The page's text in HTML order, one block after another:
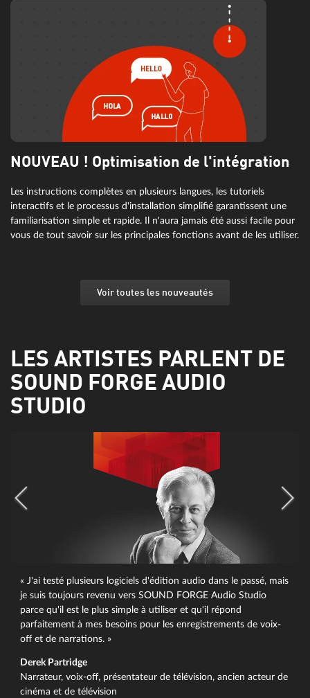
NOUVEAU ! Optimisation de l'intégration
Les instructions complètes en plusieurs langues, les tutoriels
interactifs et le processus d'installation simplifié garantissent une
familiarisation simple et rapide. Il n'aura jamais été aussi facile pour
vous de tout savoir sur les principales fonctions avant de les utiliser.
Voir toutes les nouveautés
LES ARTISTES PARLENT DE
SOUND FORGE AUDIO
STUDIO
« J'ai testé plusieurs logiciels d'édition audio dans le passé, mais
je suis toujours revenu vers SOUND FORGE Audio Studio
parce qu'il est le plus simple à utiliser et qu'il répond
parfaitement à mes besoins pour les enregistrements de voix-
off et de narrations. »
Derek Partridge
Narrateur, voix-off, présentateur de télévision, ancien acteur de
cinéma et de télévision